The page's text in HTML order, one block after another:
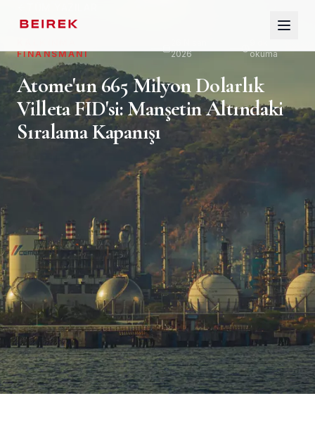
ANA SAYFA
HAKKIMIZDA
HIZMETLER
PERSPEKTIFLER
SÖZLÜK
İLETIŞIM
ENGLISH
İLETIŞIME GEÇ
FINANSMANI
2026
okuma
Atome'un 665 Milyon Dolarlık
Villeta FID'si: Manşetin Altındaki
Sıralama Kapanışı